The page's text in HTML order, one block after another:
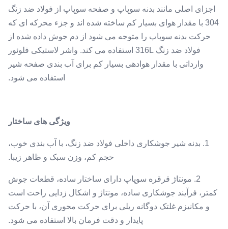
اجزای اصلی مانند بدنه سوپاپ و صفحه سوپاپ از فولاد ضد زنگ
304 با مقدار هوای بسیار کم ساخته شده اند و جزء محرکه ای که
حرکت بدنه سوپاپ را متوجه می شود از دم جوش داده شده از
فولاد ضد زنگ 316L استفاده می کند. واشر لاستیکی فلوئور
وارداتی با مقدار هوادهی بسیار کم برای آب بندی صفحه شیر
استفاده می شود.
ویژگی های ساختار
1. بدنه شیر جوشکاری داخلی فولاد ضد زنگ، با آب بندی خوب،
حجم کم، وزن سبک و ظاهر زیبا.
2. مونتاژ قرقره سوپاپ دارای ساختار ساده، قطعات جوش
کمتر، فرآیند جوشکاری ساده، مونتاژ و اشکال زدایی راحت است
و مکانیزم غلتک دوگانه ریلی برای حرکت محوری آن، با حرکت
پایدار و دقت فرمان بالا استفاده می شود.